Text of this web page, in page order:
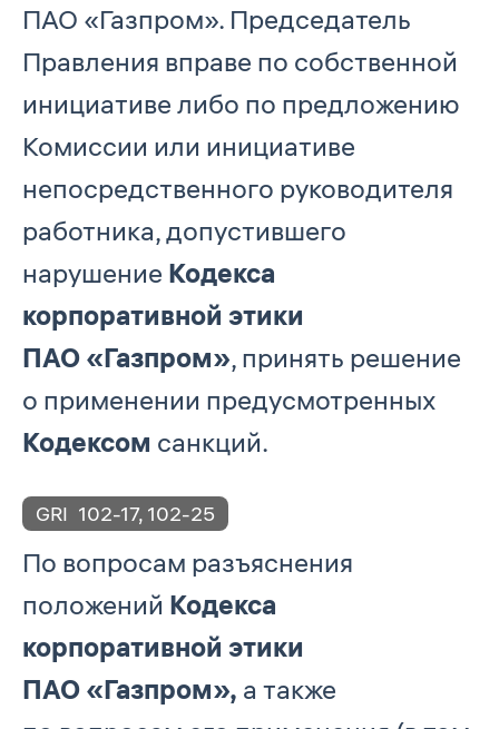
ПАО «Газпром». Председатель
Правления вправе по собственной
инициативе либо по предложению
Комиссии или инициативе
непосредственного руководителя
работника, допустившего
нарушение Кодекса
корпоративной этики
ПАО «Газпром», принять решение
о применении предусмотренных
Кодексом санкций.
GRI 102-17, 102-25
По вопросам разъяснения
положений Кодекса
корпоративной этики
ПАО «Газпром», а также